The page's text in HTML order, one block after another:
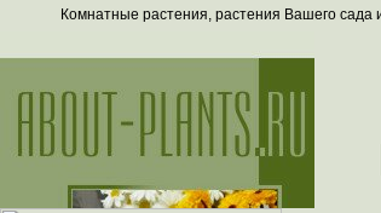
Комнатные растения, растения Вашего сада